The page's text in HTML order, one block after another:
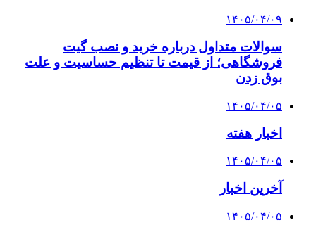
۱۴۰۵/۰۴/۰۹
سوالات متداول درباره خرید و نصب گیت
فروشگاهی؛ از قیمت تا تنظیم حساسیت و علت
بوق زدن
۱۴۰۵/۰۴/۰۵
اخبار هفته
۱۴۰۵/۰۴/۰۵
آخرین اخبار
۱۴۰۵/۰۴/۰۵